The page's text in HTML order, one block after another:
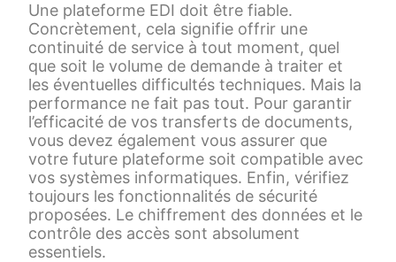
Une plateforme EDI doit être fiable.
Concrètement, cela signifie offrir une
continuité de service à tout moment, quel
que soit le volume de demande à traiter et
les éventuelles difficultés techniques. Mais la
performance ne fait pas tout. Pour garantir
l’efficacité de vos transferts de documents,
vous devez également vous assurer que
votre future plateforme soit compatible avec
vos systèmes informatiques. Enfin, vérifiez
toujours les fonctionnalités de sécurité
proposées. Le chiffrement des données et le
contrôle des accès sont absolument
essentiels.